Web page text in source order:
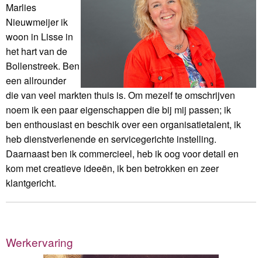
Marlies
Nieuwmeijer ik
woon in Lisse in
het hart van de
Bollenstreek. Ben
een allrounder
die van veel markten thuis is. Om mezelf te omschrijven
noem ik een paar eigenschappen die bij mij passen; ik
ben enthousiast en beschik over een organisatietalent, ik
heb dienstverlenende en servicegerichte instelling.
Daarnaast ben ik commercieel, heb ik oog voor detail en
kom met creatieve ideeën, ik ben betrokken en zeer
klantgericht.
Werkervaring